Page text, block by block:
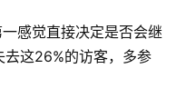
感觉直接决定是否会继
这26%的访客，多参